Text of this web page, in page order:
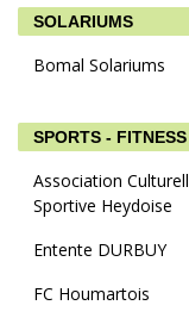
SOLARIUMS
Bomal Solariums
SPORTS -
Association
Sportive Heydoise
Entente DURBUY
FC Houmartois